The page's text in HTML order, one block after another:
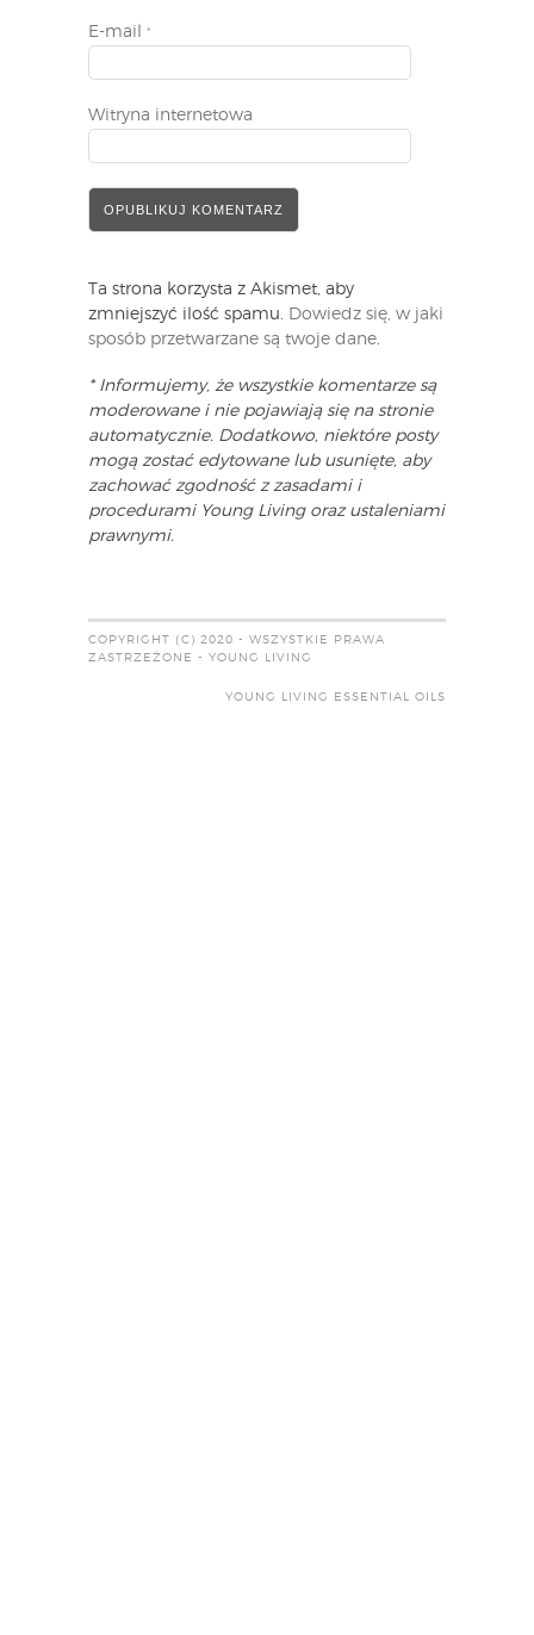
E-mail *
Witryna internetowa
Ta strona korzysta z Akismet, aby
zmniejszyć ilość spamu. Dowiedz się, w jaki
sposób przetwarzane są twoje dane.
* Informujemy, że wszystkie komentarze są
moderowane i nie pojawiają się na stronie
automatycznie. Dodatkowo, niektóre posty
mogą zostać edytowane lub usunięte, aby
zachować zgodność z zasadami i
procedurami Young Living oraz ustaleniami
prawnymi.
COPYRIGHT (C) 2020 - WSZYSTKIE PRAWA
ZASTRZEŻONE - YOUNG LIVING
YOUNG LIVING ESSENTIAL OILS